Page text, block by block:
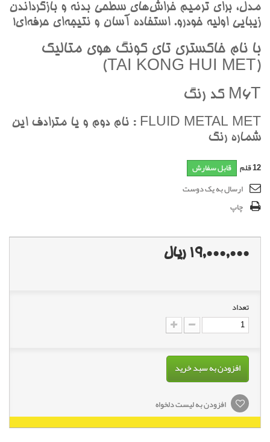
مدل، براي ترميم خراش‌هاي سطحي بدنه و بازگرداندن
زيبايي اوليه خودرو. استفاده آسان و نتيجه‌اي حرفه‌اي!
با نام خاکستري تاي کونگ هوي متاليک
(TAI KONG HUI MET)
M6T کد رنگ
FLUID METAL MET : نام دوم و يا مترادف اين
شماره رنگ
12قلم قابل سفارش
ارسال به یک دوست
چاپ
19,000,000 ریال
تعداد
افزودن به سبد خرید
افزودن به لیست دلخواه